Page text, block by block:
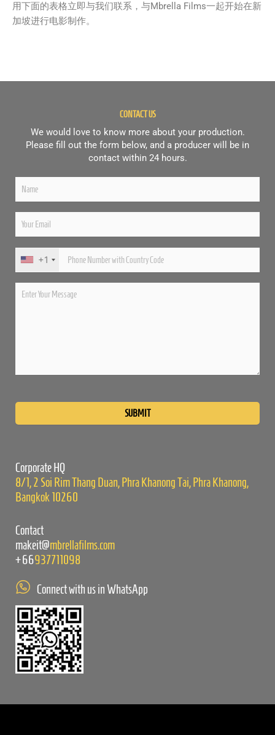
用下面的表格立即与我们联系，与Mbrella Films一起开始在新
加坡进行电影制作。
CONTACT US
We would love to know more about your production.
Please fill out the form below, and a producer will be in
contact within 24 hours.
+1
Corporate HQ
8/1, 2 Soi Rim Thang Duan, Phra Khanong Tai, Phra Khanong,
Bangkok 10260
Contact
makeit@mbrellafilms.com
+66937711098
Connect with us in WhatsApp